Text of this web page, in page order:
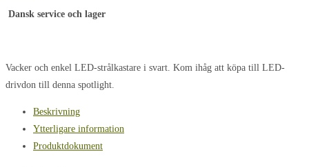
Dansk service och lager
Vacker och enkel LED-strålkastare i svart. Kom ihåg att köpa till LED-
drivdon till denna spotlight.
Beskrivning
Ytterligare information
Produktdokument